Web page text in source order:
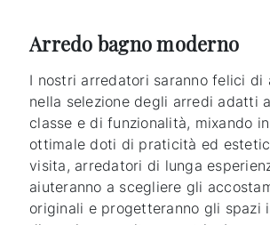
Arredo bagno moderno
I nostri arredatori saranno felici di
nella selezione degli arredi adatti
classe e di funzionalità, mixando
ottimale doti di praticità ed
visita, arredatori di lunga
aiuteranno a scegliere gli
originali e progetteranno gli spazi